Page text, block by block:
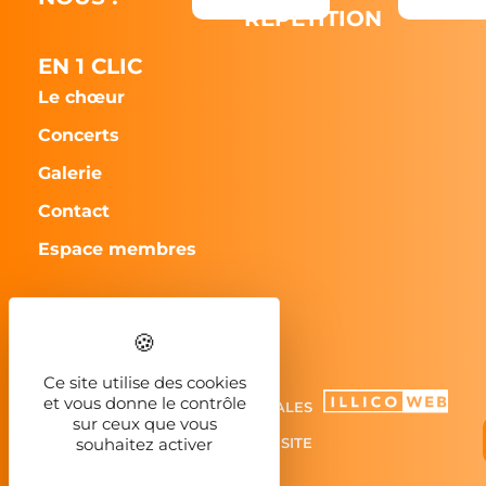
RÉPÉTITION
EN 1 CLIC
Le chœur
Concerts
Galerie
Contact
Espace membres
CHORILLA - 2023
MENTIONS LÉGALES
PLAN DU SITE
Ce site utilise des cookies
et vous donne le contrôle
sur ceux que vous
souhaitez activer